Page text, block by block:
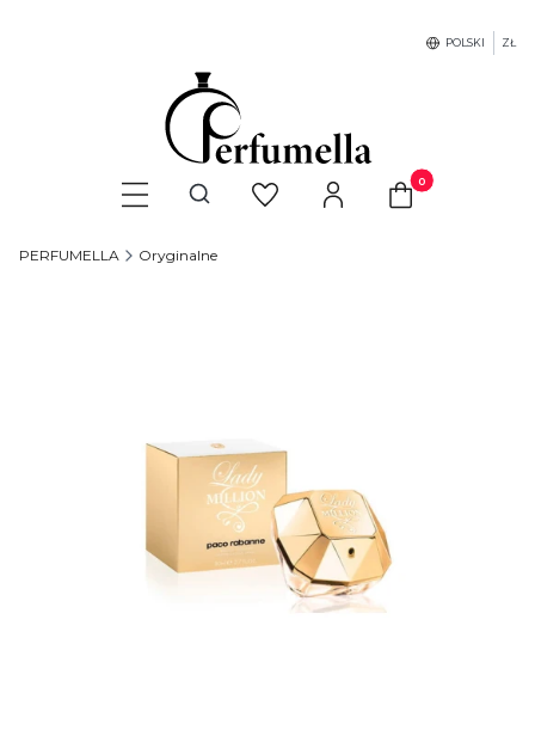
POLSKI ZŁ
Otwórz wyszukiwarkę Produkty w
PERFUMELLA Oryginalne